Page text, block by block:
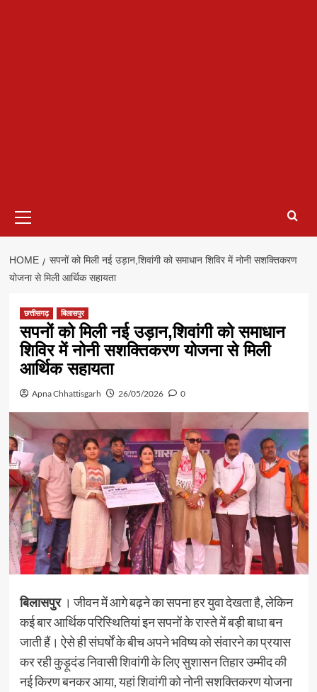
Menu
HOME
सपनों को मिली नई उड़ान,शिवांगी को समाधान शिविर में नोनी सशक्तिकरण
योजना से मिली आर्थिक सहायता
छत्तीसगढ़ बिलासपुर
सपनों को मिली नई उड़ान,शिवांगी को समाधान
शिविर में नोनी सशक्तिकरण योजना से मिली
आर्थिक सहायता
Apna Chhattisgarh 26/05/2026 0
बिलासपुर। जीवन में आगे बढ़ने का सपना हर युवा देखता है, लेकिन
कई बार आर्थिक परिस्थितियां इन सपनों के रास्ते में बड़ी बाधा बन
जाती हैं। ऐसे ही संघर्षों के बीच अपने भविष्य को संवारने का प्रयास
कर रही कुड़ूदंड निवासी शिवांगी के लिए सुशासन तिहार उम्मीद की
नई किरण बनकर आया, यहां शिवांगी को नोनी सशक्तिकरण योजना